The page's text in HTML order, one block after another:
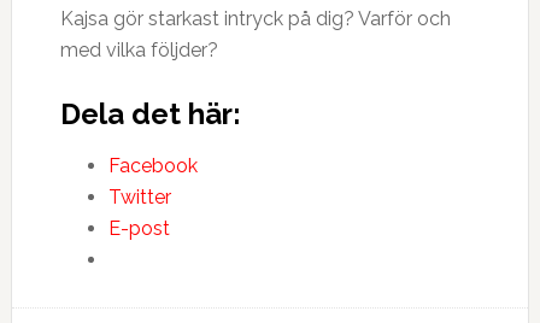
Kajsa gör starkast intryck på dig? Varför och
med vilka följder?
Dela det här:
Facebook
Twitter
E-post